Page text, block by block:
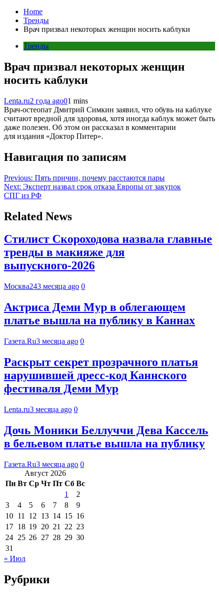
Home
Тренды
Врач призвал некоторых женщин носить каблуки
Тренды
Врач призвал некоторых женщин
носить каблуки
Lenta.ru2 года ago01 mins
Врач-остеопат Дмитрий Симкин заявил, что обувь на каблуке
считают вредной для здоровья, хотя иногда каблук может быть
даже полезен. Об этом он рассказал в комментарии
для издания «Доктор Питер».
Навигация по записям
Previous: Пять причин, почему расстаются пары
Next: Эксперт назвал срок отказа Европы от закупок
СПГ из РФ
Related News
Стилист Скороходова назвала главные
тренды в макияже для
выпускного-2026
Москва243 месяца ago 0
Актриса Деми Мур в облегающем
платье вышла на публику в Каннах
Газета.Ru3 месяца ago 0
Раскрыт секрет прозрачного платья
нарушившей дресс-код Каннского
фестиваля Деми Мур
Lenta.ru3 месяца ago 0
Дочь Моники Беллуччи Дева Кассель
в бельевом платье вышла на публику
Газета.Ru3 месяца ago 0
Август 2026
Пн Вт Ср Чт Пт Сб Вс
1
2
3
4 5 6 7 8
9
10 11 12 13 14 15 16
17 18 19 20 21 22 23
24 25 26 27 28 29 30
31
« Июл
Рубрики